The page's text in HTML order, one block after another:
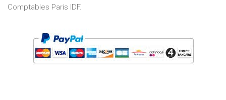
Comptables Paris IDF.